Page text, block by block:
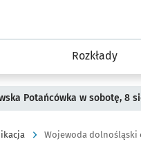
Rozkłady
Potańcówka w sobotę, 8